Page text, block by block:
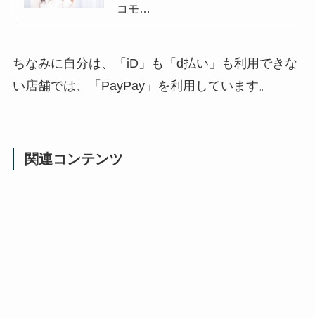
コモ…
ちなみに自分は、「iD」も「d払い」も利用できな
い店舗では、「PayPay」を利用しています。
関連コンテンツ